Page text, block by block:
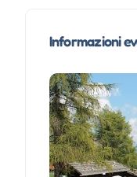
Informazioni